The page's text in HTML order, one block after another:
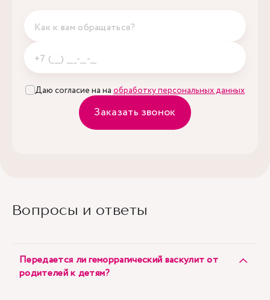
Даю согласие на на обработку персональных данных
Заказать звонок
Вопросы и ответы
Передается ли геморрагический васкулит от
родителей к детям?